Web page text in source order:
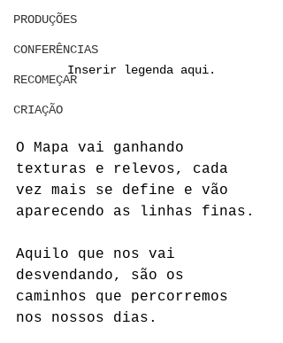
PRODUÇÕES
CONFERÊNCIAS
RECOMEÇAR
CRIAÇÃO
Inserir legenda aqui.
O Mapa vai ganhando
texturas e relevos, cada
vez mais se define e vão
aparecendo as linhas finas.
Aquilo que nos vai
desvendando, são os
caminhos que percorremos
nos nossos dias.